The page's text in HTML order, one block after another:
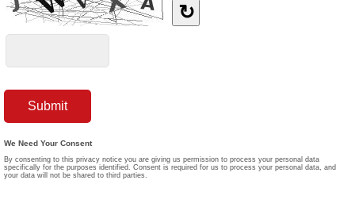
↻
We Need Your Consent
By consenting to this privacy notice you are giving us permission to process your personal data
specifically for the purposes identified. Consent is required for us to process your personal data, and
your data will not be shared to third parties.